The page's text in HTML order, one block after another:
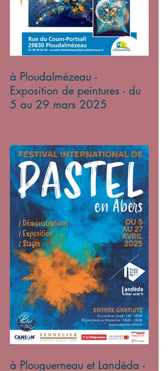
à Ploudalmézeau -
Exposition de peintures - du
5 au 29 mars 2025
à Plouguerneau et Landéda -